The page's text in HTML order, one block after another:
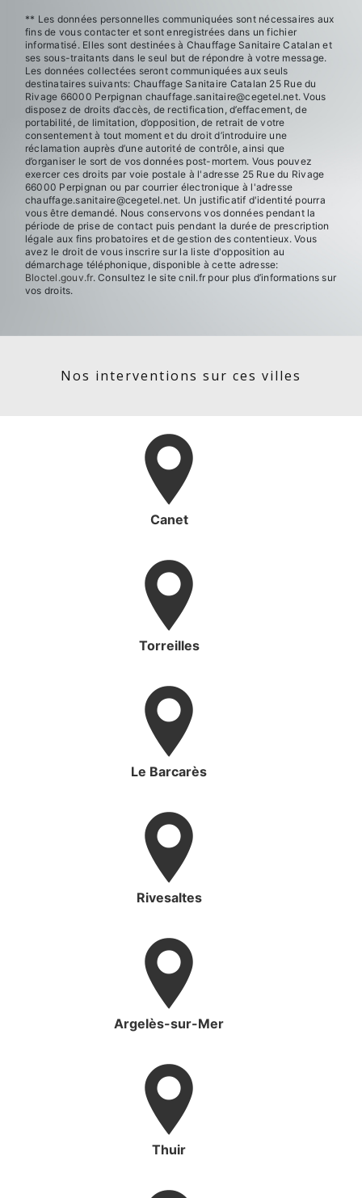
** Les données personnelles communiquées sont nécessaires aux
fins de vous contacter et sont enregistrées dans un fichier
informatisé. Elles sont destinées à Chauffage Sanitaire Catalan et
ses sous-traitants dans le seul but de répondre à votre message.
Les données collectées seront communiquées aux seuls
destinataires suivants: Chauffage Sanitaire Catalan 25 Rue du
Rivage 66000 Perpignan chauffage.sanitaire@cegetel.net. Vous
disposez de droits d’accès, de rectification, d’effacement, de
portabilité, de limitation, d’opposition, de retrait de votre
consentement à tout moment et du droit d’introduire une
réclamation auprès d’une autorité de contrôle, ainsi que
d’organiser le sort de vos données post-mortem. Vous pouvez
exercer ces droits par voie postale à l'adresse 25 Rue du Rivage
66000 Perpignan ou par courrier électronique à l'adresse
chauffage.sanitaire@cegetel.net. Un justificatif d'identité pourra
vous être demandé. Nous conservons vos données pendant la
période de prise de contact puis pendant la durée de prescription
légale aux fins probatoires et de gestion des contentieux. Vous
avez le droit de vous inscrire sur la liste d'opposition au
démarchage téléphonique, disponible à cette adresse:
Bloctel.gouv.fr. Consultez le site cnil.fr pour plus d’informations sur
vos droits.
Nos interventions sur ces villes
Canet
Torreilles
Le Barcarès
Rivesaltes
Argelès-sur-Mer
Thuir